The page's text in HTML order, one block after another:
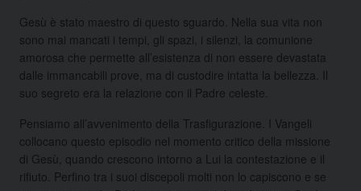
Gesù è stato maestro di questo sguardo. Nella sua vita non
sono mai mancati i tempi, gli spazi, i silenzi, la comunione
amorosa che permette all’esistenza di non essere devastata
dalle immancabili prove, ma di custodire intatta la bellezza. Il
suo segreto era la relazione con il Padre celeste.
Pensiamo all’avvenimento della Trasfigurazione. I Vangeli
collocano questo episodio nel momento critico della missione
di Gesù, quando crescono intorno a Lui la contestazione e il
rifiuto. Perfino tra i suoi discepoli molti non lo capiscono e se